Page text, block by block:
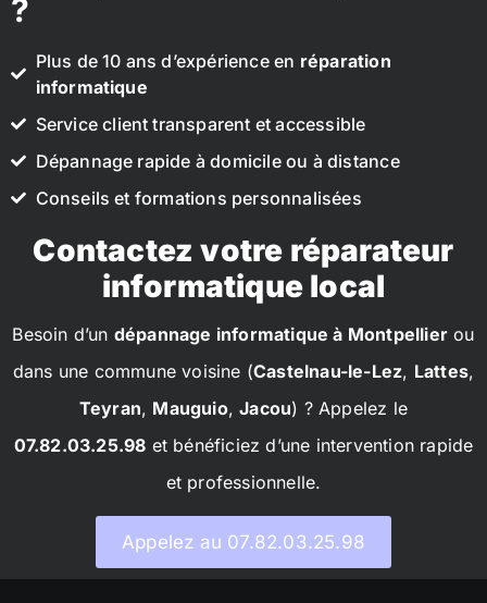
?
Plus de 10 ans d’expérience en réparation
informatique
Service client transparent et accessible
Dépannage rapide à domicile ou à distance
Conseils et formations personnalisées
Contactez votre réparateur
informatique local
Besoin d’un dépannage informatique à Montpellier ou
dans une commune voisine (Castelnau-le-Lez, Lattes,
Teyran, Mauguio,Jacou) ? Appelez le
07.82.03.25.98 et bénéficiez d’une intervention rapide
et professionnelle.
Appelez au 07.82.03.25.98